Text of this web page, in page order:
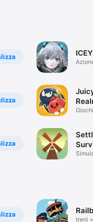
ICEY
treni